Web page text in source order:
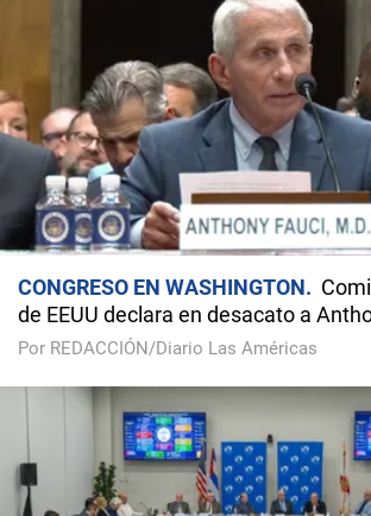
CONGRESO EN WASHINGTON
de EEUU declara en desacato a
Por REDACCIÓN/Diario Las Américas